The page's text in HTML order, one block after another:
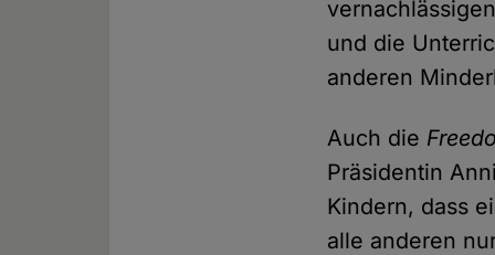
und die
anderen
Auch die
Präsidentin
Kindern, dass
alle anderen